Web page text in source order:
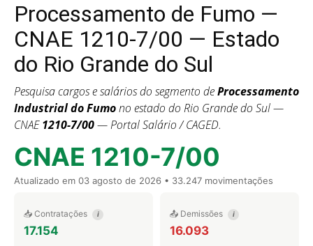
Processamento de Fumo —
CNAE 1210-7/00 — Estado
do Rio Grande do Sul
Pesquisa cargos e salários do segmento deProcessamento
Industrial do Fumono estado do Rio Grande do Sul —
CNAE1210-7/00— Portal Salário / CAGED.
CNAE 1210-7/00
Atualizado em 03 agosto de 2026 • 33.247 movimentações
📥 Contratações i
17.154
📤 Demissões i
16.093